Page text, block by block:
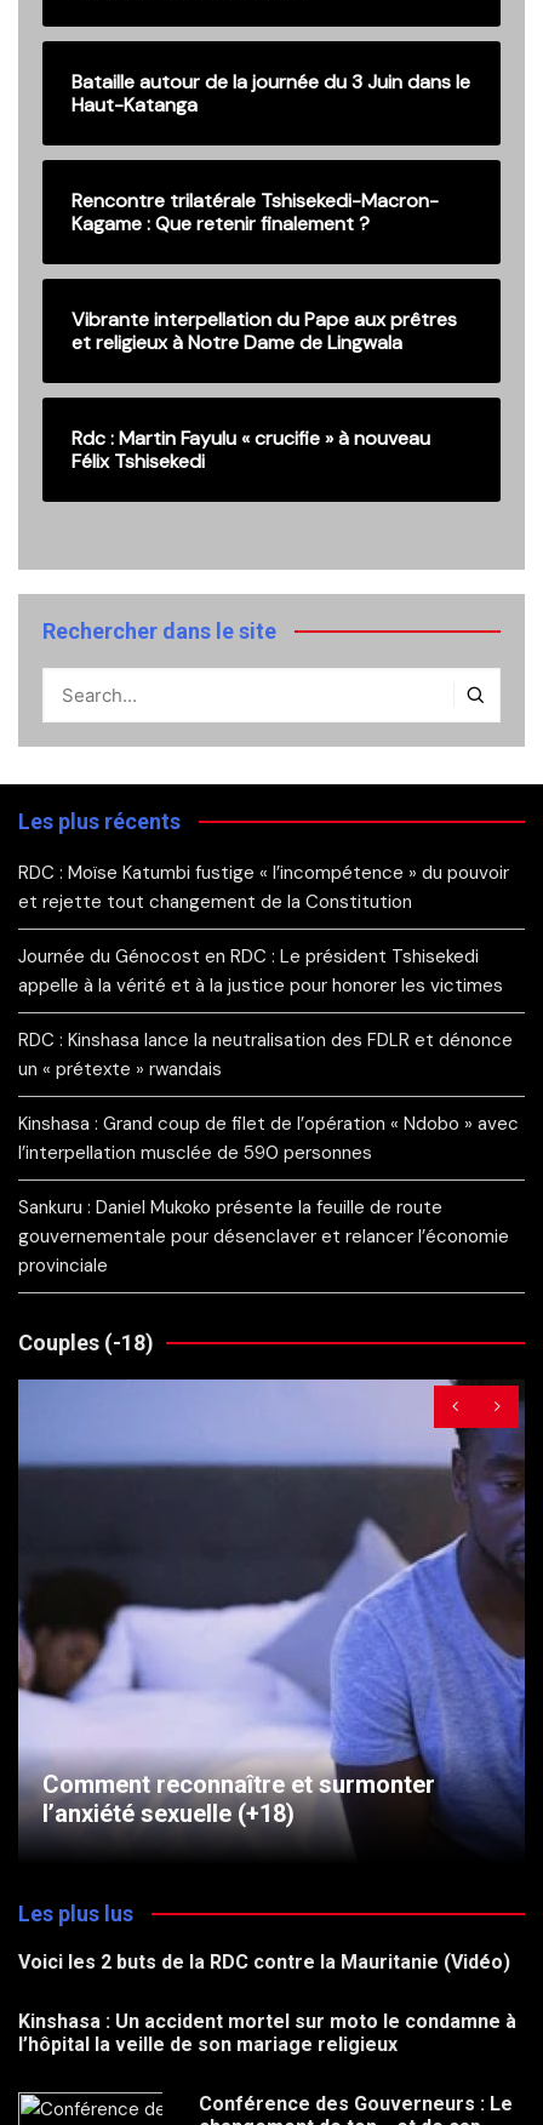
Bataille autour de la journée du 3 Juin dans le
Haut-Katanga
Rencontre trilatérale Tshisekedi-Macron-
Kagame : Que retenir finalement ?
Vibrante interpellation du Pape aux prêtres
et religieux à Notre Dame de Lingwala
Rdc : Martin Fayulu « crucifie » à nouveau
Félix Tshisekedi
Rechercher dans le site
Les plus récents
RDC : Moïse Katumbi fustige « l’incompétence » du pouvoir
et rejette tout changement de la Constitution
Journée du Génocost en RDC : Le président Tshisekedi
appelle à la vérité et à la justice pour honorer les victimes
RDC : Kinshasa lance la neutralisation des FDLR et dénonce
un « prétexte » rwandais
Kinshasa : Grand coup de filet de l’opération « Ndobo » avec
l’interpellation musclée de 590 personnes
Sankuru : Daniel Mukoko présente la feuille de route
gouvernementale pour désenclaver et relancer l’économie
provinciale
Couples (-18)
Comment reconnaître et surmonter
l’anxiété sexuelle (+18)
Les plus lus
Voici les 2 buts de la RDC contre la Mauritanie (Vidéo)
Kinshasa : Un accident mortel sur moto le condamne à
l’hôpital la veille de son mariage religieux
Conférence des Gouverneurs : Le